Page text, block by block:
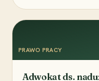
PRAWO PRACY
Adwokat ds.